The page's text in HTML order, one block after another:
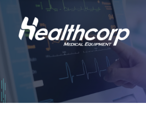
Saltar
contenido